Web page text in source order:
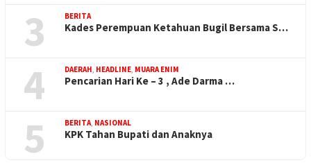
3 BERITA
Kades Perempuan Ketahuan Bugil Bersama S…
4 DAERAH, HEADLINE, MUARA ENIM
Pencarian Hari Ke – 3 , Ade Darma …
5 BERITA, NASIONAL
KPK Tahan Bupati dan Anaknya